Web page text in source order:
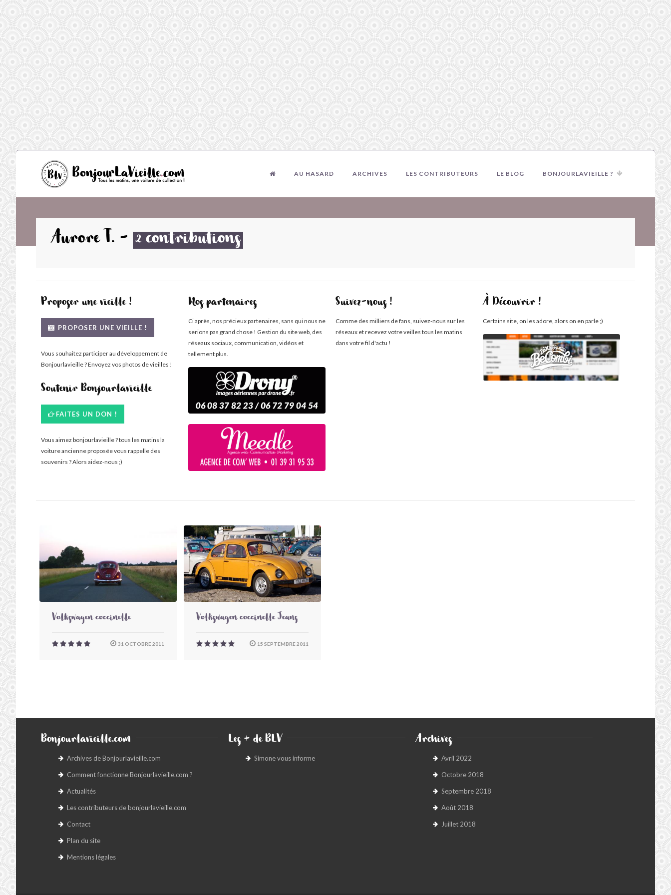
AU HASARD ARCHIVES LES CONTRIBUTEURS LE BLOG BONJOURLAVIEILLE ?
Aurore T. - 2 contributions
Proposer une vieille !
PROPOSER UNE VIEILLE !
Vous souhaitez participer au développement de
Bonjourlavieille ? Envoyez vos photos de vieilles !
Soutenir Bonjourlavieille
FAITES UN DON !
Vous aimez bonjourlavieille ? tous les matins la
voiture ancienne proposée vous rappelle des
souvenirs ? Alors aidez-nous ;)
Nos partenaires
Ci après, nos précieux partenaires, sans qui nous ne
serions pas grand chose ! Gestion du site web, des
réseaux sociaux, communication, vidéos et
tellement plus.
Suivez-nous !
Comme des milliers de fans, suivez-nous sur les
réseaux et recevez votre veilles tous les matins
dans votre fil d'actu !
À Découvrir !
Certains site, on les adore, alors on en parle ;)
Volkswagen coccinelle
31 OCTOBRE 2011
Volkswagen coccinelle Jeans
15 SEPTEMBRE 2011
Bonjourlavieille.com
Archives de Bonjourlavieille.com
Comment fonctionne Bonjourlavieille.com ?
Actualités
Les contributeurs de bonjourlavieille.com
Contact
Plan du site
Mentions légales
Les + de BLV
Simone vous informe
Archives
Avril 2022
Octobre 2018
Septembre 2018
Août 2018
Juillet 2018